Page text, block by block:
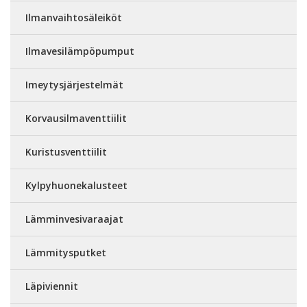
Ilmanvaihtosäleiköt
Ilmavesilämpöpumput
Imeytysjärjestelmät
Korvausilmaventtiilit
Kuristusventtiilit
Kylpyhuonekalusteet
Lämminvesivaraajat
Lämmitysputket
Läpiviennit